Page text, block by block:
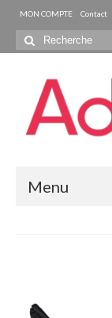
MON COMPTE Contact
Rechercher
:
Menu